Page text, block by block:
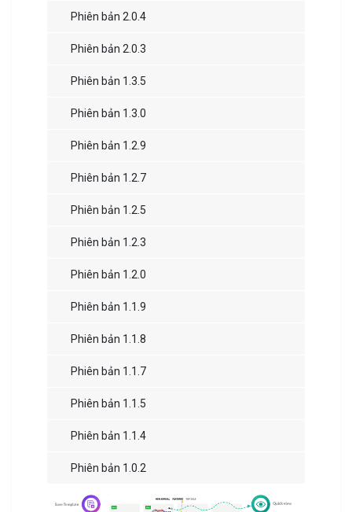
Phiên bản 2.0.4
Phiên bản 2.0.3
Phiên bản 1.3.5
Phiên bản 1.3.0
Phiên bản 1.2.9
Phiên bản 1.2.7
Phiên bản 1.2.5
Phiên bản 1.2.3
Phiên bản 1.2.0
Phiên bản 1.1.9
Phiên bản 1.1.8
Phiên bản 1.1.7
Phiên bản 1.1.5
Phiên bản 1.1.4
Phiên bản 1.0.2